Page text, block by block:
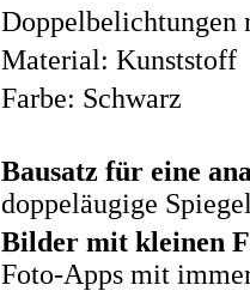
Doppelbelichtungen
Material: Kunststoff
Farbe: Schwarz
Bausatz für eine
doppeläugige
Bilder mit kleinen
Foto-Apps mit